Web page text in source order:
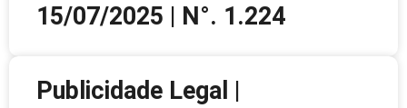
15/07/2025 | N°. 1.224
Publicidade Legal |